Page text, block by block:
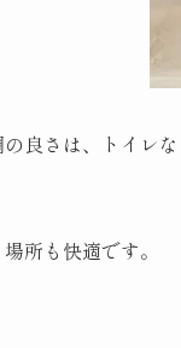
良さは、トイレ
所も快適です。